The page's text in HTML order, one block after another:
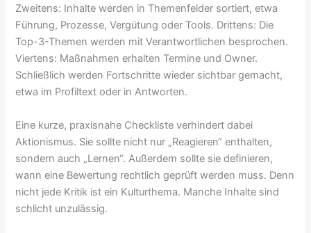
Zweitens: Inhalte werden in Themenfelder sortiert, etwa
Führung, Prozesse, Vergütung oder Tools. Drittens: Die
Top-3-Themen werden mit Verantwortlichen besprochen.
Viertens: Maßnahmen erhalten Termine und Owner.
Schließlich werden Fortschritte wieder sichtbar gemacht,
etwa im Profiltext oder in Antworten.
Eine kurze, praxisnahe Checkliste verhindert dabei
Aktionismus. Sie sollte nicht nur „Reagieren“ enthalten,
sondern auch „Lernen“. Außerdem sollte sie definieren,
wann eine Bewertung rechtlich geprüft werden muss. Denn
nicht jede Kritik ist ein Kulturthema. Manche Inhalte sind
schlicht unzulässig.